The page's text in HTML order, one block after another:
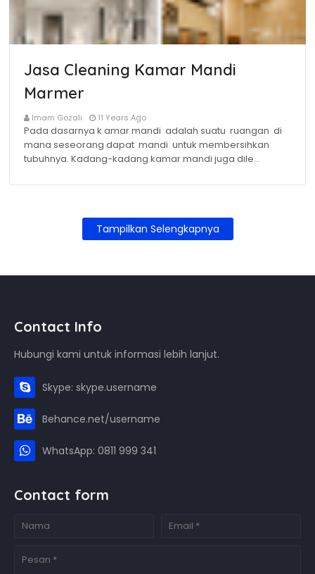
Jasa Cleaning Kamar Mandi
Marmer
Imam Gozali 11 Years Ago
Pada dasarnya k amar mandi adalah suatu ruangan di
mana seseorang dapat mandi untuk membersihkan
tubuhnya. Kadang-kadang kamar mandi juga dile…
Tampilkan Selengkapnya
Contact Info
Hubungi kami untuk informasi lebih lanjut.
Skype: skype.username
Behance.net/username
WhatsApp: 0811 999 341
Contact form